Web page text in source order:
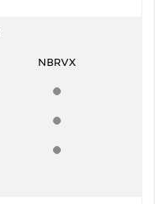
NBRVX
Standardvarustus
Standardvarustus
Standardvarustus